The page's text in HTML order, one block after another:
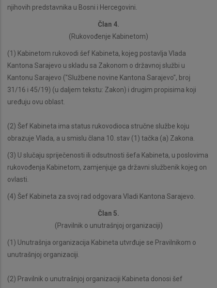
njihovih predstavnika u Bosni i Hercegovini.
Član 4.
(Rukovođenje Kabinetom)
(1) Kabinetom rukovodi šef Kabineta, kojeg postavlja Vlada
Kantona Sarajevo u skladu sa Zakonom o državnoj službi u
Kantonu Sarajevo ("Službene novine Kantona Sarajevo", broj
31/16 i 45/19) (u daljem tekstu: Zakon) i drugim propisima koji
uređuju ovu oblast.
(2) Šef Kabineta ima status rukovodioca stručne službe koju
obrazuje Vlada, a u smislu člana 10. stav (1) tačka (a) Zakona.
(3) U slučaju spriječenosti ili odsutnosti šefa Kabineta, u poslovima
rukovođenja Kabinetom, zamjenjuje ga državni službenik kojeg on
ovlasti.
(4) Šef Kabineta za svoj rad odgovara Vladi Kantona Sarajevo.
Član 5.
(Pravilnik o unutrašnjoj organizaciji)
(1) Unutrašnja organizacija Kabineta utvrđuje se Pravilnikom o
unutrašnjoj organizaciji.
(2) Pravilnik o unutrašnjoj organizaciji Kabineta donosi šef